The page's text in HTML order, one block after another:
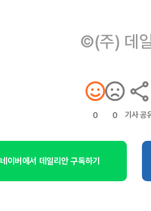
©(주) 데
0 0 기사 공
네이버에서 데일리안 구독하기